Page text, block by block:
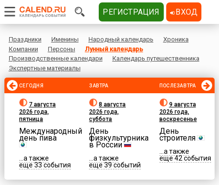
Праздники Именины Народный календарь
Хроника
Компании
Персоны
Лунный календарь
Производственные календари
Календарь путешественника
Экспертные материалы
СЕГОДНЯ
7 августа
2026 года,
пятница
Международный
день пива
...а также
еще 33 события
ЗАВТРА
8 августа
2026 года,
суббота
День
физкультурника
в России
...а также
еще 39 событий
ПОСЛЕЗАВТРА
9 августа
2026 года,
воскресенье
День
строителя
...а также
еще 42 события
РЕГИСТРАЦИЯ ВХОД